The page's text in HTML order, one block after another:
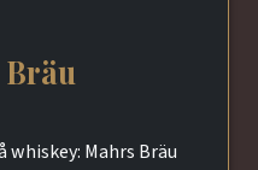
whiskey: Mahrs Bräu